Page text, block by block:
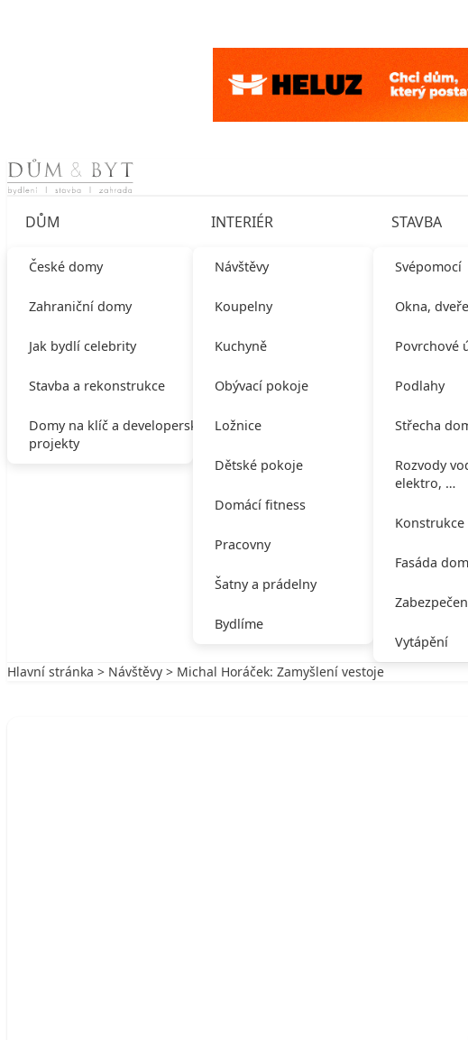
Skip to content
DŮM
České domy
Zahraniční domy
Jak bydlí celebrity
Stavba a rekonstrukce
Domy na klíč a developerské
projekty
INTERIÉR
Návštěvy
Koupelny
Kuchyně
Obývací pokoje
Ložnice
Dětské pokoje
Domácí fitness
Pracovny
Šatny a prádelny
Bydlíme
STAVBA
Svépomocí
Okna, dveře
Povrchové
Podlahy
Střecha
Rozvody
elektro, …
Fasáda
Vytápění
Hlavní stránka > Návštěvy > Michal Horáček: Zamyšlení vestoje